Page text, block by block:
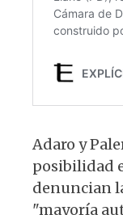
Adaro y
posibilidad
denuncian
"mayoría